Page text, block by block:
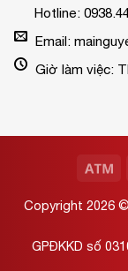
Hotline:
Email:
Giờ làm việc:
Copyright 2026 ©
GPĐKKD số